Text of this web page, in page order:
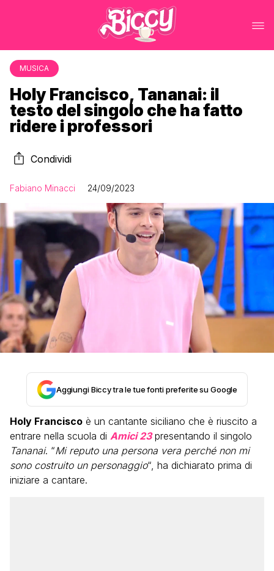
MUSICA
Holy Francisco, Tananai: il
testo del singolo che ha fatto
ridere i professori
Condividi
Fabiano Minacci 24/09/2023
Aggiungi Biccy tra le tue fonti preferite su Google
Holy Francisco è un cantante siciliano che è riuscito a
entrare nella scuola di Amici 23presentando il singolo
Tananai. “Mi reputo una persona vera perché non mi
sono costruito un personaggio“, ha dichiarato prima di
iniziare a cantare.